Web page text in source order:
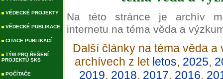
VĚDECKÉ PROJEKTY
VĚDECKÉ PUBLIKACE
CITACE PUBLIKACÍ
TÝM PRO ŘEŠENÍ
PROJEKTŮ SKS
POČÍTAČE
Na této stránce je archív
internetu na téma věda a
Další články na téma věda
archívech z let letos, 2025,
2019, 2018, 2017, 2016,